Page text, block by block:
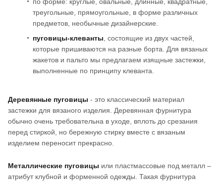
по форме: круглые, овальные, длинные, квадратные,
треугольные, прямоугольные, в форме различных
предметов, необычные дизайнерские.
пуговицы-клеванты, состоящие из двух частей,
которые пришиваются на разные борта. Для вязаных
жакетов и пальто мы предлагаем изящные застежки,
выполненные по принципу клеванта.
Деревянные пуговицы - это классический материал
застежки для вязаного изделия. Деревянная фурнитура
обычно очень требовательна в уходе, вплоть до срезания
перед стиркой, но бережную стирку вместе с вязаным
изделием переносит прекрасно.
Металлические пуговицы или пластмассовые под металл –
атрибут клубной и форменной одежды. Такая фурнитура